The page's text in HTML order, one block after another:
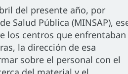
del presente año, por
Salud Pública (MINSAP),
los centros que enfrentaban
la dirección de esa
sobre el personal con el